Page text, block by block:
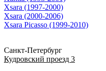
Xsara (1997-2000)
Xsara (2000-2006)
Xsara Picasso (1999-2010)
Санкт-Петербург
Кудровский проезд 3